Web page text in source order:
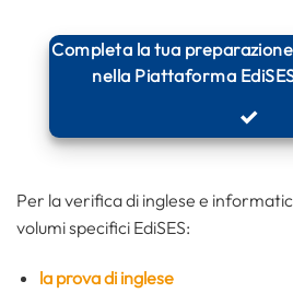
Completa la tua
nella Piattaforma
Per la verifica di inglese e
volumi specifici EdiSES:
la prova di inglese